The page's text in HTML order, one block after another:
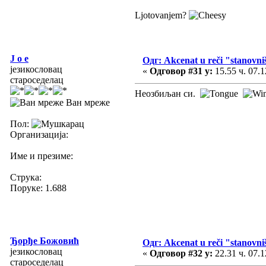
Ljotovanjem?
J o e
језикословац
староседелац
Ван мреже
Пол:
Организација:
Име и презиме:
Струка:
Поруке: 1.688
Одг: Akcenat u reči
« Одговор #31 у: 15.55 ч.
Неозбиљан си.
Ђорђе Божовић
језикословац
староседелац
Одг: Akcenat u reči
« Одговор #32 у: 22.31 ч.